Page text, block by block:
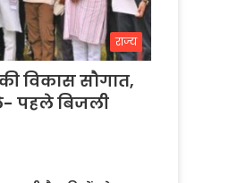
राज्य
विकास सौगात,
पहले बिजली